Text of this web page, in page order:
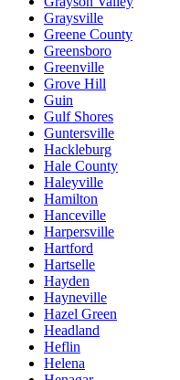
Graysville
Greene County
Greensboro
Greenville
Grove Hill
Guin
Gulf Shores
Guntersville
Hackleburg
Hale County
Haleyville
Hamilton
Hanceville
Harpersville
Hartford
Hartselle
Hayden
Hayneville
Hazel Green
Headland
Heflin
Helena